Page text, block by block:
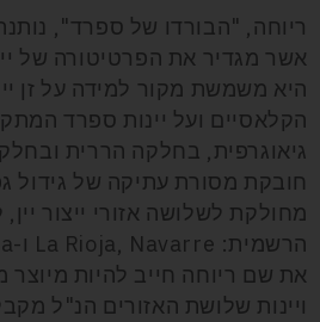
ריוחה, "הבורדו של ספרד",
אשר מגדיר את הפרטיטורה של
היא משמשת מקור למידה על זן
הקלאסיים ועל יינות ספרד
גיאוגרפית, בחלקה הררית
חובקת מסורת עתיקה של גידול
מחולקת לשלושה אזורי ייצור
את שם ריוחה חייב להיות מיוצר
ויינות שלושת האזורים הנ"ל